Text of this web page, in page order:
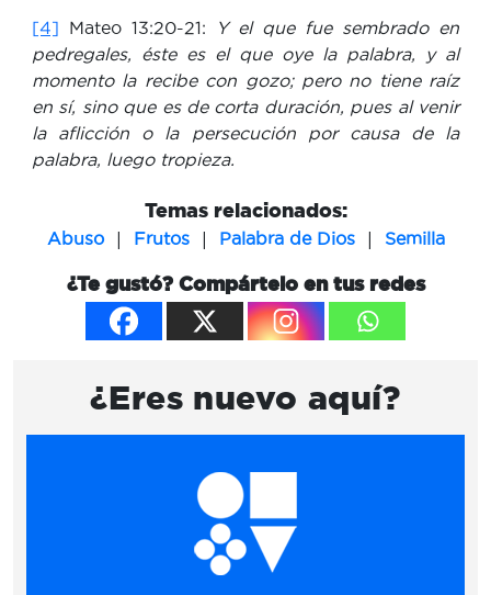
[4] Mateo 13:20-21:
Y el que fue sembrado en
pedregales, éste es el que oye la palabra, y al
momento la recibe con gozo; pero no tiene raíz
en sí, sino que es de corta duración, pues al venir
la aflicción o la persecución por causa de la
palabra, luego tropieza.
Temas relacionados:
Abuso | Frutos | Palabra de Dios | Semilla
¿Te gustó? Compártelo en tus redes
¿Eres nuevo aquí?